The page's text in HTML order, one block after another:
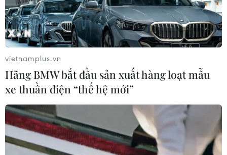
Kinh tế Việt Nam 7 tháng năm
2026 có nhiều tín hiệu tích cực
Kinh tế Việt Nam tăng trưởng ấn tượng và bài
toán cân bằng vĩ mô
GDP Việt Nam có thể đạt hai con số nhờ động
lực tăng trưởng bền vững
vietnamplus.vn
Hãng BMW bắt đầu sản xuất hàng loạt mẫu
xe thuần điện “thế hệ mới”